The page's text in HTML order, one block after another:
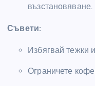
възстановяване.
Съвети:
Избягвай тежки
Ограничете